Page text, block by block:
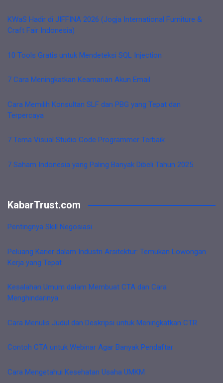
KWaS Hadir di JIFFINA 2026 (Jogja International Furniture &
Craft Fair Indonesia)
10 Tools Gratis untuk Mendeteksi SQL Injection
7 Cara Meningkatkan Keamanan Akun Email
Cara Memilih Konsultan SLF dan PBG yang Tepat dan
Terpercaya
7 Tema Visual Studio Code Programmer Terbaik
7 Saham Indonesia yang Paling Banyak Dibeli Tahun 2025
KabarTrust.com
Pentingnya Skill Negosiasi
Peluang Karier dalam Industri Arsitektur: Temukan Lowongan
Kerja yang Tepat
Kesalahan Umum dalam Membuat CTA dan Cara
Menghindarinya
Cara Menulis Judul dan Deskripsi untuk Meningkatkan CTR
Contoh CTA untuk Webinar Agar Banyak Pendaftar
Cara Mengetahui Kesehatan Usaha UMKM